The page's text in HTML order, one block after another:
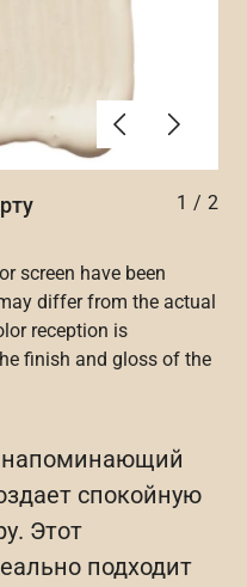
АлдыңғыВперёд
1 / 2
screen have been
differ from the actual
reception is
finish and gloss of the
напоминающий
спокойную
Этот
подходит